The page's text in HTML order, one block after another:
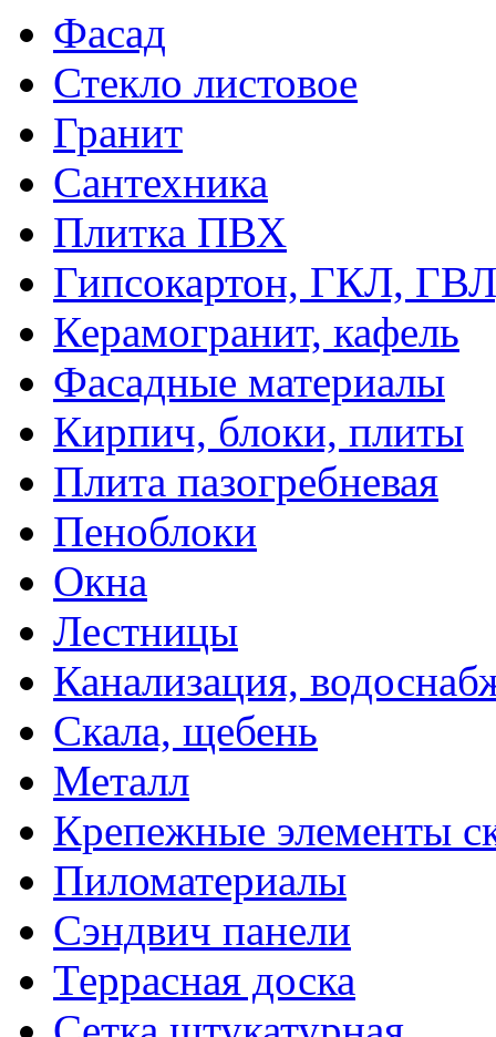
Фасад
Стекло листовое
Гранит
Сантехника
Плитка ПВХ
Гипсокартон, ГКЛ,
Керамогранит, кафель
Фасадные материалы
Кирпич, блоки, плиты
Плита пазогребневая
Пеноблоки
Окна
Лестницы
Канализация,
Скала, щебень
Металл
Крепежные элементы
Пиломатериалы
Сэндвич панели
Террасная доска